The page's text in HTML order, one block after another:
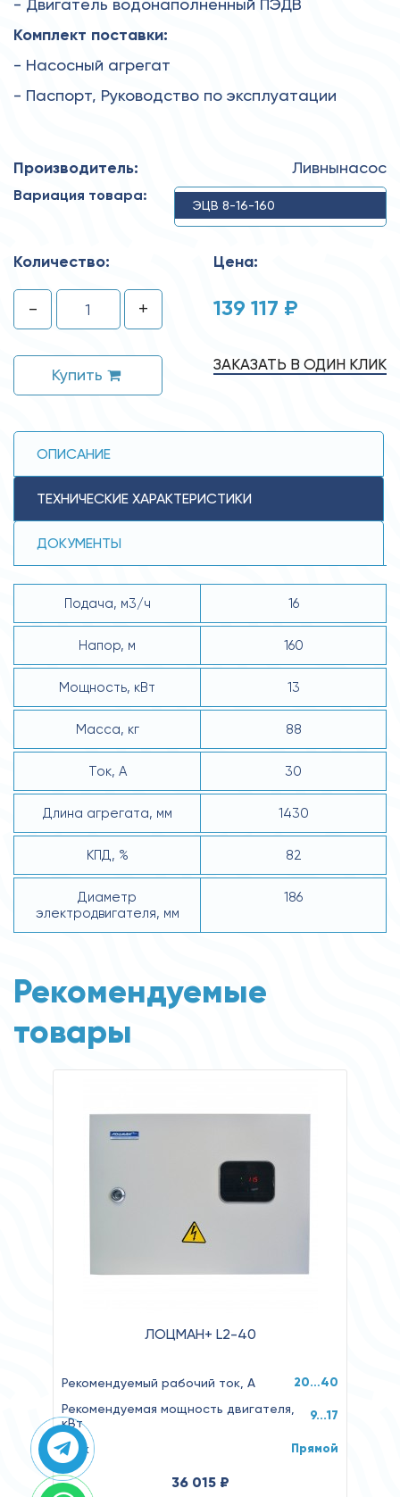
Комплект поставки:
- Насосный агрегат
- Паспорт, Руководство по эксплуатации
Производитель: Ливнынасос
Вариация товара:
ЭЦВ 8-16-160
Количество:
- +
Купить
Цена:
139 117 ₽
ЗАКАЗАТЬ В ОДИН КЛИК
ОПИСАНИЕ
ТЕХНИЧЕСКИЕ ХАРАКТЕРИСТИКИ
ДОКУМЕНТЫ
Подача, м3/ч 16
Напор, м 160
Мощность, кВт 13
Масса, кг 88
Ток, А 30
Длина агрегата, мм 1430
КПД, % 82
Диаметр
электродвигателя, мм
186
Рекомендуемые
товары
ЛОЦМАН+ L2-40
Рекомендуемый рабочий ток, А 20…40
Рекомендуемая мощность двигателя,
кВт
9...17
Пуск Прямой
36 015 ₽